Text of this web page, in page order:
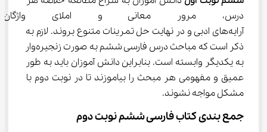
درس، مرور معانی و املای
آرایه‌های ادبی و در نهایت حل تمرینات متنوع بروند. لازم به
ذکر است که مباحث درس فارسی ششم به صورت زنجیره‌وار
به یکدیگر وابسته است. بنابراین دانش آموزان باید به طور
عمیق و مفهومی هر مبحث را بیاموزند تا در نوبت دوم با
مشکل مواجه نشوند.
جمع بندی کتاب فارسی ششم نوبت دوم